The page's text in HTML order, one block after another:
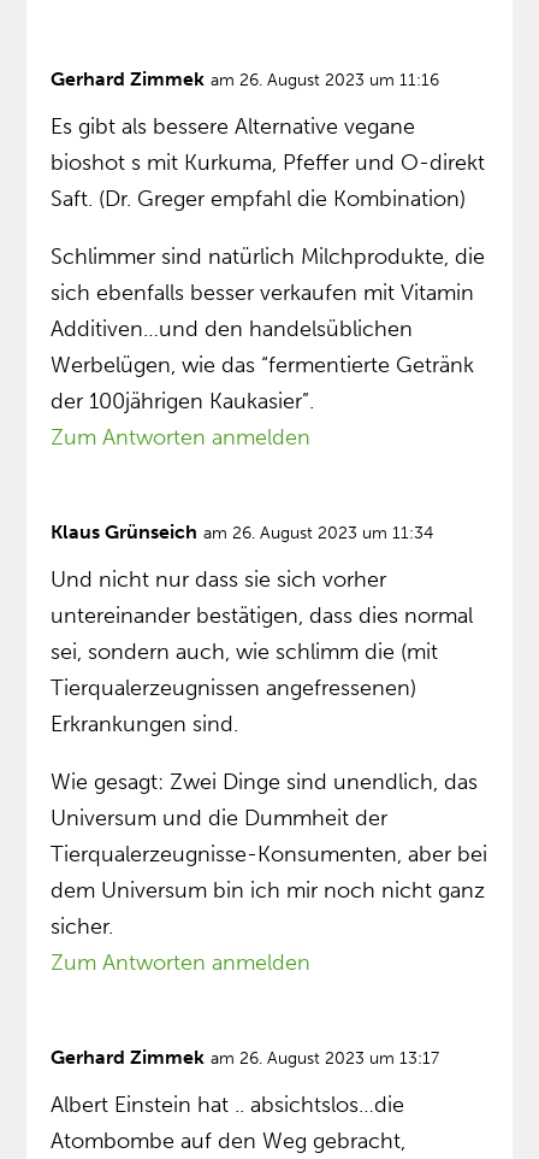
Gerhard Zimmek am 26. August 2023 um 11:16
Es gibt als bessere Alternative vegane
bioshot s mit Kurkuma, Pfeffer und O-direkt
Saft. (Dr. Greger empfahl die Kombination)
Schlimmer sind natürlich Milchprodukte, die
sich ebenfalls besser verkaufen mit Vitamin
Additiven…und den handelsüblichen
Werbelügen, wie das “fermentierte Getränk
der 100jährigen Kaukasier”.
Zum Antworten anmelden
Klaus Grünseich am 26. August 2023 um 11:34
Und nicht nur dass sie sich vorher
untereinander bestätigen, dass dies normal
sei, sondern auch, wie schlimm die (mit
Tierqualerzeugnissen angefressenen)
Erkrankungen sind.
Wie gesagt: Zwei Dinge sind unendlich, das
Universum und die Dummheit der
Tierqualerzeugnisse-Konsumenten, aber bei
dem Universum bin ich mir noch nicht ganz
sicher.
Zum Antworten anmelden
Gerhard Zimmek am 26. August 2023 um 13:17
Albert Einstein hat .. absichtslos…die
Atombombe auf den Weg gebracht,